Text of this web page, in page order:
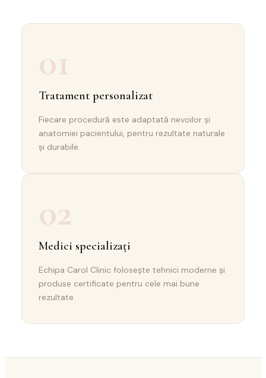
01
Tratament personalizat
Fiecare procedură este adaptată nevoilor și
anatomiei pacientului, pentru rezultate naturale
și durabile.
02
Medici specializați
Echipa Carol Clinic folosește tehnici moderne și
produse certificate pentru cele mai bune
rezultate.